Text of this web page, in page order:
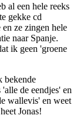
al een hele reeks
gekke cd
ze zingen hele
naar Spanje.
ik geen 'groene
bekende
de eendjes' en
wallevis' en weet
Jonas!